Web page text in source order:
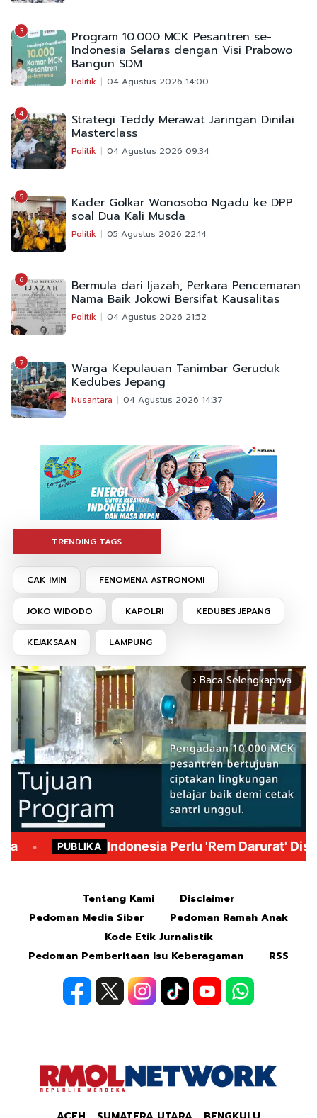
3 Program 10.000 MCK Pesantren se-
Indonesia Selaras dengan Visi Prabowo
Bangun SDM
Politik 04 Agustus 2026 14:00
4 Strategi Teddy Merawat Jaringan Dinilai
Masterclass
Politik 04 Agustus 2026 09:34
5 Kader Golkar Wonosobo Ngadu ke DPP
soal Dua Kali Musda
Politik 05 Agustus 2026 22:14
6 Bermula dari Ijazah, Perkara Pencemaran
Nama Baik Jokowi Bersifat Kausalitas
Politik 04 Agustus 2026 21:52
7 Warga Kepulauan Tanimbar Geruduk
Kedubes Jepang
Nusantara 04 Agustus 2026 14:37
TRENDING TAGS
CAK IMIN FENOMENA ASTRONOMI
JOKO WIDODO KAPOLRI KEDUBES JEPANG
KEJAKSAAN LAMPUNG
arrow_forward_ios Baca Selengkapnya
Tentang Kami
Disclaimer
Pedoman Media Siber
Pedoman Ramah Anak
Kode Etik Jurnalistik
Pedoman Pemberitaan Isu Keberagaman
RSS